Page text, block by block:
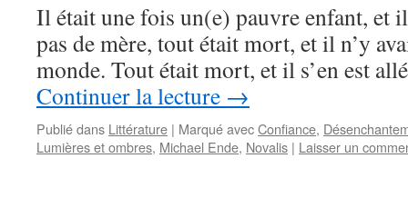
Il était une fois un(e) pauvre enfant, et il
pas de mère, tout était mort, et il n’y
monde. Tout était mort, et il s’en est
Continuer la lecture →
Publié dans Littérature | Marqué avecConfiance,
Lumières et ombres, Michael Ende, Novalis | Laisser un